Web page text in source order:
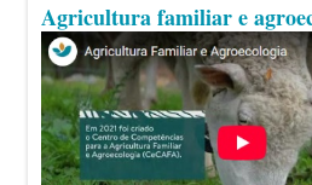
Agricultura familiar e